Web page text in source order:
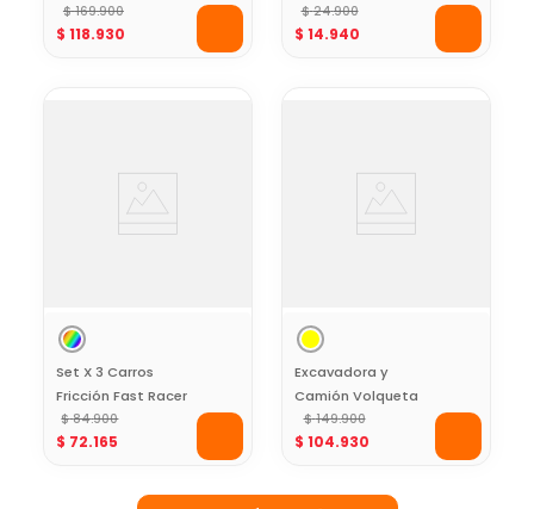
$ 169.900
$ 118.930
Jurassic World
Cafe-Pull back -5
$ 24.900
$ 14.940
Set X 3 Carros
Fricción Fast Racer
13 Cms Hot Wheels
$ 84.900
$ 72.165
Excavadora y
Camión Volqueta
Little Tikes 2 en 1
$ 149.900
$ 104.930